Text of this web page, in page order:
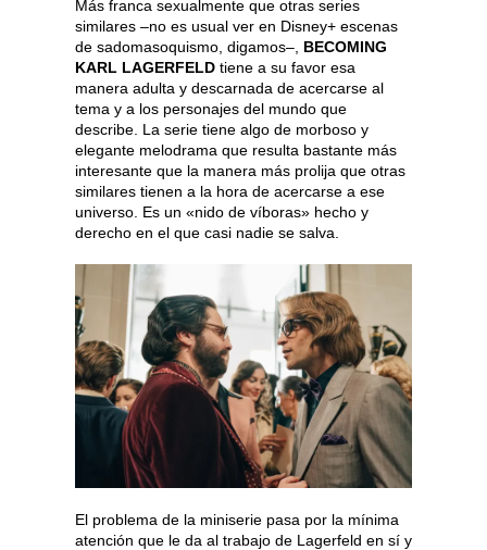
Más franca sexualmente que otras series
similares –no es usual ver en Disney+ escenas
de sadomasoquismo, digamos–, BECOMING
KARL LAGERFELD tiene a su favor esa
manera adulta y descarnada de acercarse al
tema y a los personajes del mundo que
describe. La serie tiene algo de morboso y
elegante melodrama que resulta bastante más
interesante que la manera más prolija que otras
similares tienen a la hora de acercarse a ese
universo. Es un «nido de víboras» hecho y
derecho en el que casi nadie se salva.
El problema de la miniserie pasa por la mínima
atención que le da al trabajo de Lagerfeld en sí y